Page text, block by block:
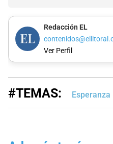
Redacción EL
Ver Perfil
#TEMAS: Esperanza